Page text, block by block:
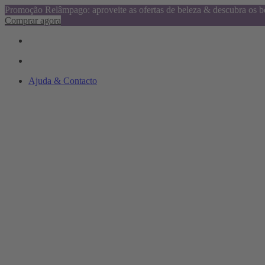
Promoção Relâmpago: aproveite as ofertas de beleza & descubra os
Comprar agora
Ajuda & Contacto